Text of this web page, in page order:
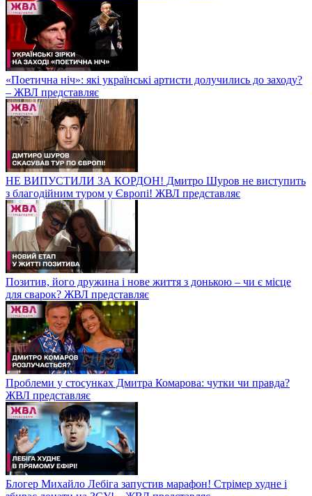
«Поетична ніч»: які українські артисти долучились до заходу?
– ЖВЛ представляє
НЕ ВИПУСТИЛИ ЗА КОРДОН! Дмитро Шуров не виступить
з благодійним туром у Європі! ЖВЛ представляє
Позитив, його дружина і нове життя з донькою – чи є місце
для сварок? ЖВЛ представляє
Проблеми у стосунках Дмитра Комарова: чутки чи правда?
ЖВЛ представляє
Блогер Михайло Лебіга запустив марафон! Стрімер худне і